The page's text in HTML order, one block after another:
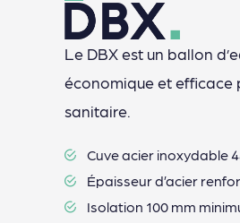
Le DBX est un ballon
économique et efficace
sanitaire.
Cuve acier inoxydable
Épaisseur d’acier
Isolation 100 mm